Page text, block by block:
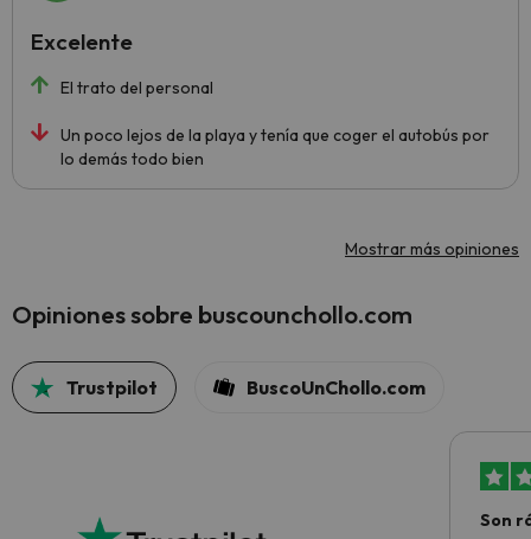
El trato del personal
Un poco lejos de la playa y tenía que coger el autobús por
lo demás todo bien
Excelente
Mostrar más opiniones
Opiniones sobre buscounchollo.com
Trustpilot BuscoUnChollo.com
Son